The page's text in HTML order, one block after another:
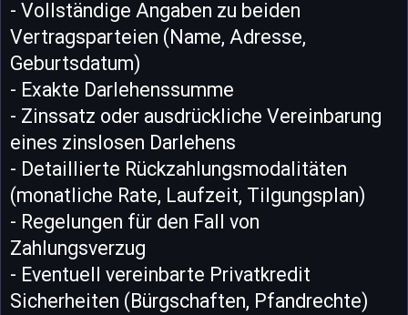
- Vollständige Angaben zu beiden
Vertragsparteien (Name, Adresse,
Geburtsdatum)
- Exakte Darlehenssumme
- Zinssatz oder ausdrückliche Vereinbarung
eines zinslosen Darlehens
- Detaillierte Rückzahlungsmodalitäten
(monatliche Rate, Laufzeit, Tilgungsplan)
- Regelungen für den Fall von
Zahlungsverzug
- Eventuell vereinbarte Privatkredit
Sicherheiten (Bürgschaften, Pfandrechte)